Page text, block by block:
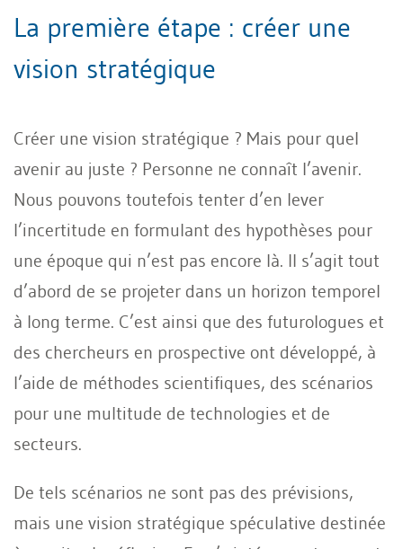
La première étape : créer une
vision stratégique
Créer une vision stratégique ? Mais pour quel
avenir au juste ? Personne ne connaît l’avenir.
Nous pouvons toutefois tenter d’en lever
l’incertitude en formulant des hypothèses pour
une époque qui n’est pas encore là. Il s’agit tout
d’abord de se projeter dans un horizon temporel
à long terme. C’est ainsi que des futurologues et
des chercheurs en prospective ont développé, à
l’aide de méthodes scientifiques, des scénarios
pour une multitude de technologies et de
secteurs.
De tels scénarios ne sont pas des prévisions,
mais une vision stratégique spéculative destinée